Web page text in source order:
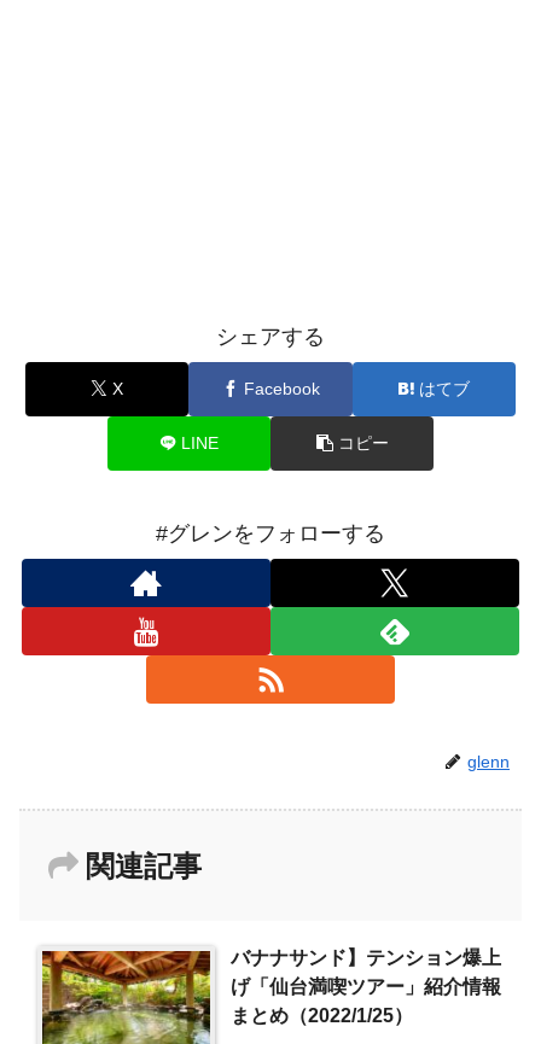
シェアする
X Facebook はてブ
LINE コピー
#グレンをフォローする
glenn
関連記事
バナナサンド】テンション爆上
げ「仙台満喫ツアー」紹介情報
まとめ（2022/1/25）